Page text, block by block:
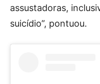
assustadoras,
suicídio”, pontuou.